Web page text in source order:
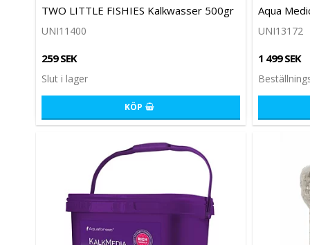
TWO LITTLE FISHIES Kalkwasser 500gr
UNI11400
259 SEK
Slut i lager
KÖP
Aqua
UNI13172
1 499 SEK